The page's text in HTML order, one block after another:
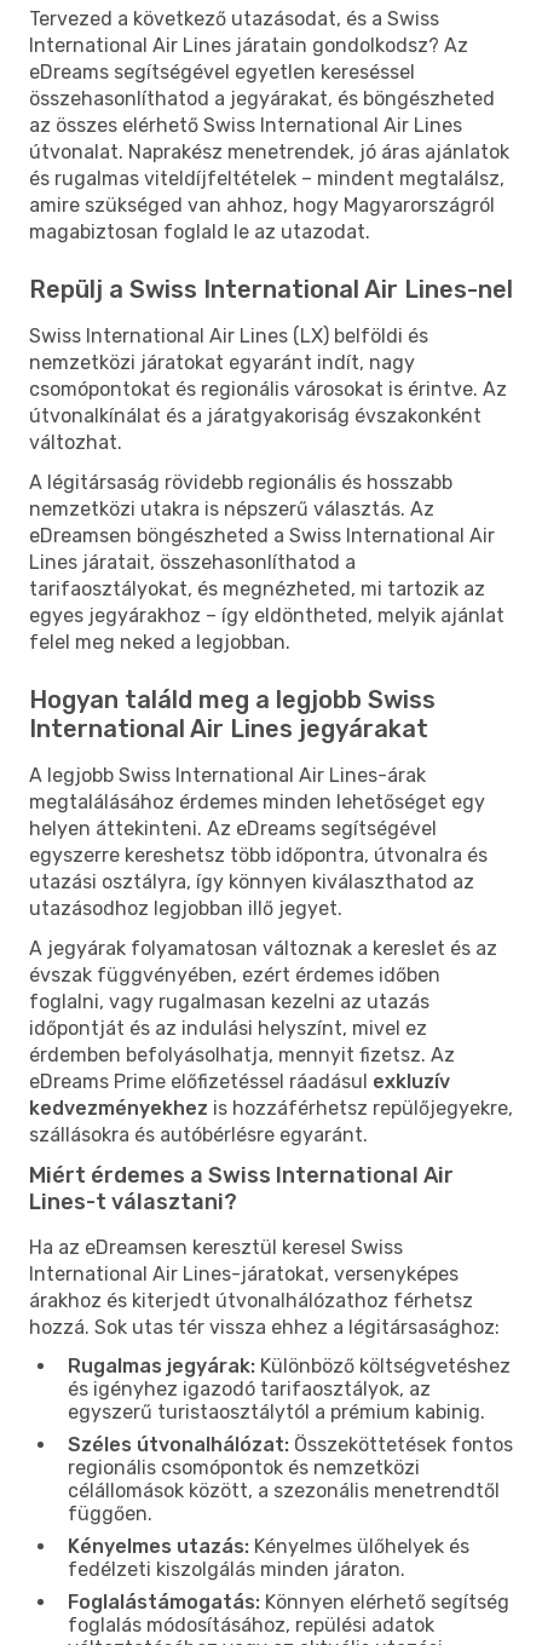
Tervezed a következő utazásodat, és a Swiss
International Air Lines járatain gondolkodsz? Az
eDreams segítségével egyetlen kereséssel
összehasonlíthatod a jegyárakat, és böngészheted
az összes elérhető Swiss International Air Lines
útvonalat. Naprakész menetrendek, jó áras ajánlatok
és rugalmas viteldíjfeltételek – mindent megtalálsz,
amire szükséged van ahhoz, hogy Magyarországról
magabiztosan foglald le az utazodat.
Repülj a Swiss International Air Lines-nel
Swiss International Air Lines (LX) belföldi és
nemzetközi járatokat egyaránt indít, nagy
csomópontokat és regionális városokat is érintve. Az
útvonalkínálat és a járatgyakoriság évszakonként
változhat.
A légitársaság rövidebb regionális és hosszabb
nemzetközi utakra is népszerű választás. Az
eDreamsen böngészheted a Swiss International Air
Lines járatait, összehasonlíthatod a
tarifaosztályokat, és megnézheted, mi tartozik az
egyes jegyárakhoz – így eldöntheted, melyik ajánlat
felel meg neked a legjobban.
Hogyan találd meg a legjobb Swiss
International Air Lines jegyárakat
A legjobb Swiss International Air Lines-árak
megtalálásához érdemes minden lehetőséget egy
helyen áttekinteni. Az eDreams segítségével
egyszerre kereshetsz több időpontra, útvonalra és
utazási osztályra, így könnyen kiválaszthatod az
utazásodhoz legjobban illő jegyet.
A jegyárak folyamatosan változnak a kereslet és az
évszak függvényében, ezért érdemes időben
foglalni, vagy rugalmasan kezelni az utazás
időpontját és az indulási helyszínt, mivel ez
érdemben befolyásolhatja, mennyit fizetsz. Az
eDreams Prime előfizetéssel ráadásul exkluzív
kedvezményekhez is hozzáférhetsz repülőjegyekre,
szállásokra és autóbérlésre egyaránt.
Miért érdemes a Swiss International Air
Lines-t választani?
Ha az eDreamsen keresztül keresel Swiss
International Air Lines-járatokat, versenyképes
árakhoz és kiterjedt útvonalhálózathoz férhetsz
hozzá. Sok utas tér vissza ehhez a légitársasághoz:
Rugalmas jegyárak: Különböző költségvetéshez
és igényhez igazodó tarifaosztályok, az
egyszerű turistaosztálytól a prémium kabinig.
Széles útvonalhálózat: Összeköttetések fontos
regionális csomópontok és nemzetközi
célállomások között, a szezonális menetrendtől
függően.
Kényelmes utazás: Kényelmes ülőhelyek és
fedélzeti kiszolgálás minden járaton.
Foglalástámogatás: Könnyen elérhető segítség
foglalás módosításához, repülési adatok